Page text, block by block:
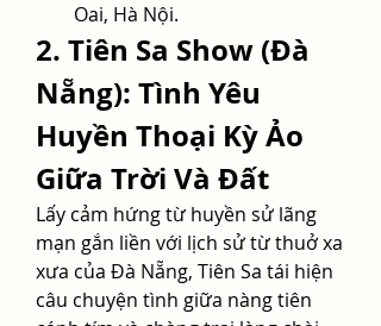
Oai, Hà Nội.
2. Tiên Sa Show (Đà
Nẵng): Tình Yêu
Huyền Thoại Kỳ Ảo
Giữa Trời Và Đất
Lấy cảm hứng từ huyền sử lãng
mạn gắn liền với lịch sử từ thuở xa
xưa của Đà Nẵng, Tiên Sa tái hiện
câu chuyện tình giữa nàng tiên